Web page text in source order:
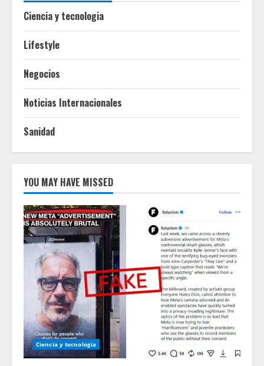
Ciencia y tecnologia
Lifestyle
Negocios
Noticias Internacionales
Sanidad
YOU MAY HAVE MISSED
Ciencia y tecnologia